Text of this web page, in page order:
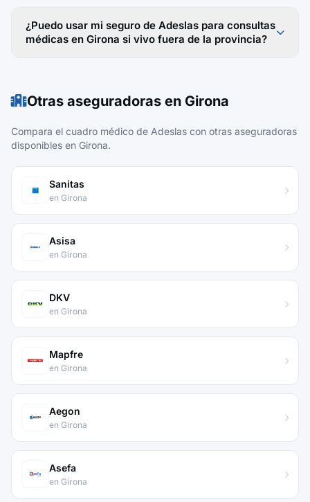
¿Puedo usar mi seguro de Adeslas para consultas
médicas en Girona si vivo fuera de la provincia?
Otras aseguradoras en Girona
Compara el cuadro médico de Adeslas con otras aseguradoras
disponibles en Girona.
Sanitas
en Girona
Asisa
en Girona
DKV
en Girona
Mapfre
en Girona
Aegon
en Girona
Asefa
en Girona